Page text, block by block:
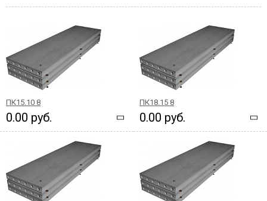
ПК15.10 8
0.00 руб.
ПК18.15 8
0.00 руб.